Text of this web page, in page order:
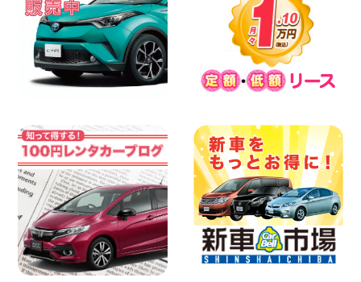
格・安!!!夏休みパックのご案内です^^ 東
京都 町田根岸店
100円レンタカー 町田根岸
2026年08月08日
「お得」お盆限定特別料金!! 兵庫県 神戸
西区枝吉店
お盆シーズン空きあり!!100円レンタカー
兵庫駅前店はミニバンも安い!! 兵庫県 兵
庫駅前店
100円レンタカー 兵庫駅前
2026年08月08日
★WRX 作業紹介★ 三重県 四日市インタ
ー店
100円レンタカー 四日市インター
2026年08月08日
横浜弥生台店限定!!夏季特別キャンペーン